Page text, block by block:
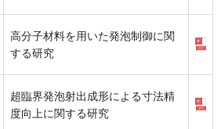
高分子材料を用いた発泡制御に関
する研究
超臨界発泡射出成形による寸法精
度向上に関する研究